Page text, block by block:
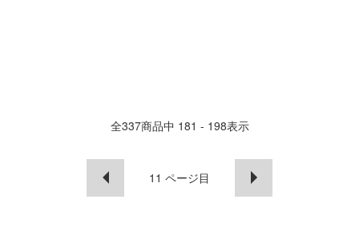
全337商品中 181 - 198表示
11 ページ目